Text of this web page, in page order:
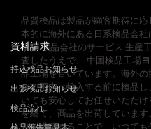
品質検品は製品が顧客期待に
本的に海外にある日系検品会社
す。 検品会社のサービス 生産
査したうえで、 中国検品工場
品工場を置いています。海外
べて国内へ輸入する前に検品し
いても安心してお任せいただ
を経て、商品を出荷していま
制を構築することで、いつで
資料請求
持込検品お知らせ
出張検品お知らせ
検品流れ